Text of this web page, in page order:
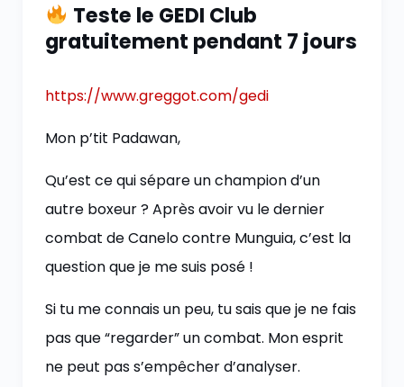
Teste le GEDI Club
gratuitement pendant 7 jours
https://www.greggot.com/gedi
Mon p’tit Padawan,
Qu’est ce qui sépare un champion d’un
autre boxeur ? Après avoir vu le dernier
combat de Canelo contre Munguia, c’est la
question que je me suis posé !
Si tu me connais un peu, tu sais que je ne fais
pas que “regarder” un combat. Mon esprit
ne peut pas s’empêcher d’analyser.